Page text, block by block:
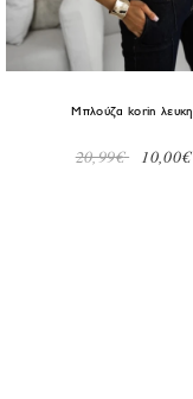
Μπλούζα korin λευκη
20,99€ 10,00€